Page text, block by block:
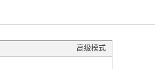
高级模式